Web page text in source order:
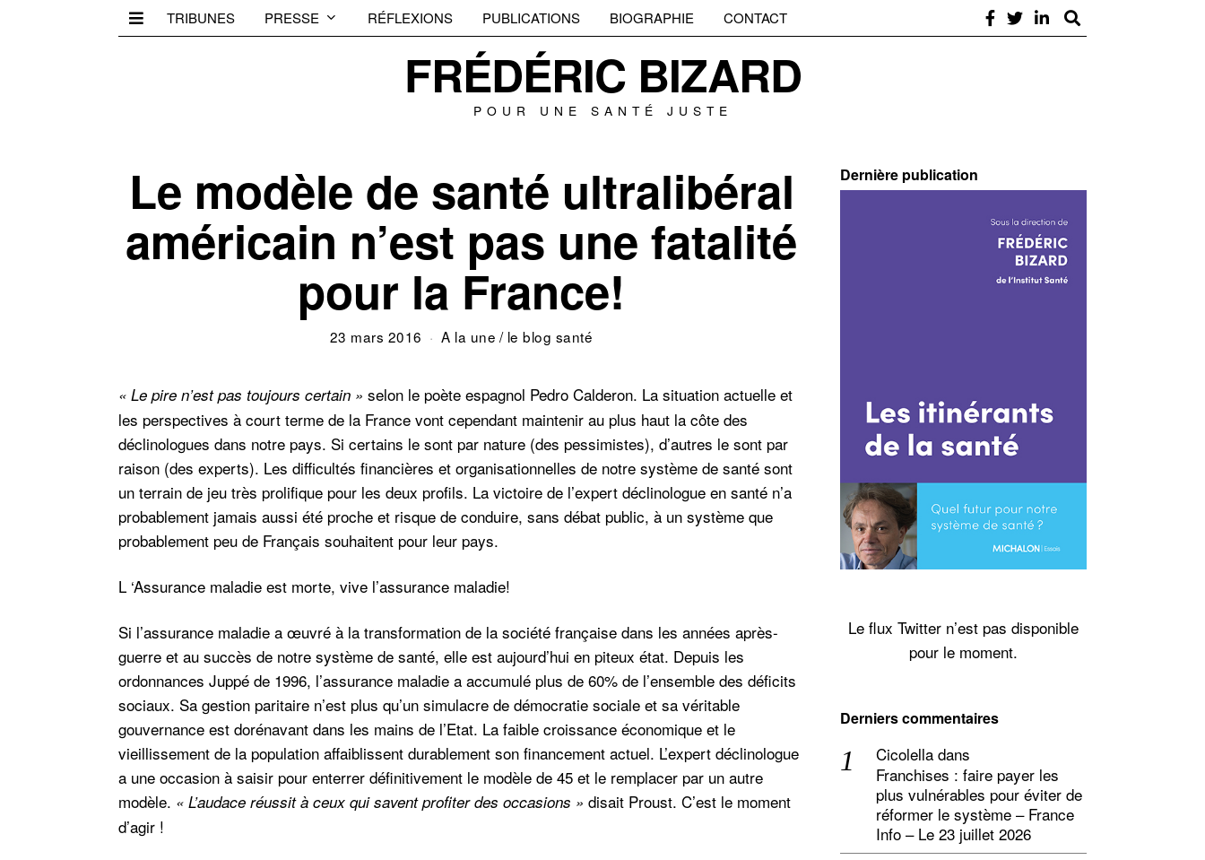
TRIBUNES PRESSE RÉFLEXIONS PUBLICATIONS BIOGRAPHIE CONTACT
FRÉDÉRIC BIZARD
POUR UNE SANTÉ JUSTE
Le modèle de santé ultralibéral
américain n’est pas une fatalité
pour la France!
23 mars 2016 A la une / le blog santé
« Le pire n’est pas toujours certain » selon le poète espagnol Pedro Calderon. La situation actuelle et
les perspectives à court terme de la France vont cependant maintenir au plus haut la côte des
déclinologues dans notre pays. Si certains le sont par nature (des pessimistes), d’autres le sont par
raison (des experts). Les difficultés financières et organisationnelles de notre système de santé sont
un terrain de jeu très prolifique pour les deux profils. La victoire de l’expert déclinologue en santé n’a
probablement jamais aussi été proche et risque de conduire, sans débat public, à un système que
probablement peu de Français souhaitent pour leur pays.
L ‘Assurance maladie est morte, vive l’assurance maladie!
Si l’assurance maladie a œuvré à la transformation de la société française dans les années après-
guerre et au succès de notre système de santé, elle est aujourd’hui en piteux état. Depuis les
ordonnances Juppé de 1996, l’assurance maladie a accumulé plus de 60% de l’ensemble des déficits
sociaux. Sa gestion paritaire n’est plus qu’un simulacre de démocratie sociale et sa véritable
gouvernance est dorénavant dans les mains de l’Etat. La faible croissance économique et le
vieillissement de la population affaiblissent durablement son financement actuel. L’expert déclinologue
a une occasion à saisir pour enterrer définitivement le modèle de 45 et le remplacer par un autre
modèle. « L’audace réussit à ceux qui savent profiter des occasions » disait Proust. C’est le moment
d’agir !
Dernière publication
Le flux Twitter n’est pas disponible
pour le moment.
Derniers commentaires
Cicolella dans
Franchises : faire payer les
plus vulnérables pour éviter de
réformer le système – France
Info – Le 23 juillet 2026